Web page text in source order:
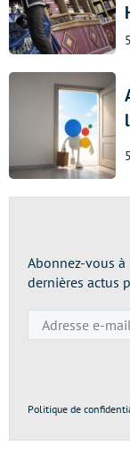
Abonnez-vous
dernières actus
Politique de